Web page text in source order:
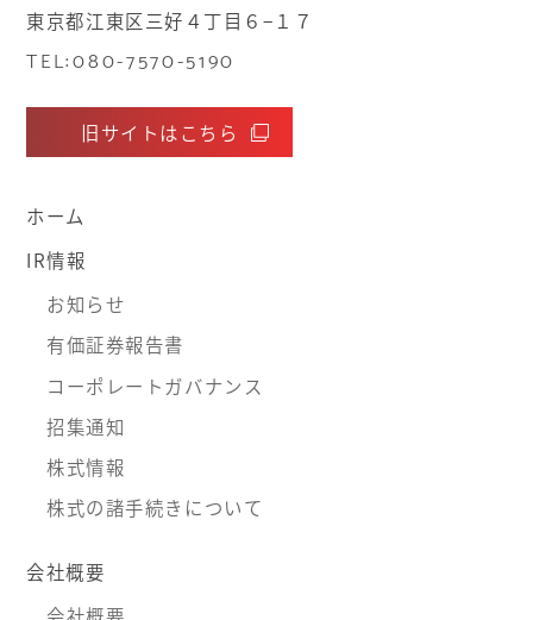
東京都江東区三好４丁目６−１７
TEL:080-7570-5190
旧サイトはこちら
ホーム
IR情報
お知らせ
有価証券報告書
コーポレートガバナンス
招集通知
株式情報
株式の諸手続きについて
会社概要